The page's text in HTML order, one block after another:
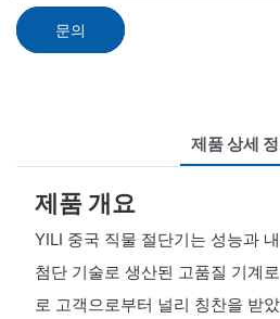
문의
제품 상세
제품 개요
YILI 중국 직물 절단기는 성능과
첨단 기술로 생산된 고품질 기계
로 고객으로부터 널리 칭찬을 받